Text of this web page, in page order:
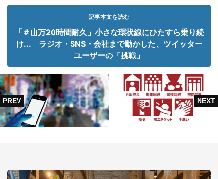
記事本文を読む
「＃山万20時間耐久」小さな環状線にひたすら乗り続
け... ラジオ・SNS・会社まで動かした、ツイッター
ユーザーの「挑戦」